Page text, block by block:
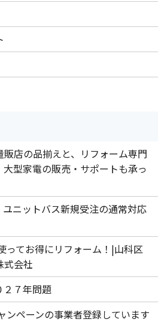
販店の品揃えと、リフォーム専門
型家電の販売・サポートも承っ
ニットバス新規受注の通常対応
ってお得にリフォーム！|山科区
式会社
２７年問題
ンペーンの事業者登録しています